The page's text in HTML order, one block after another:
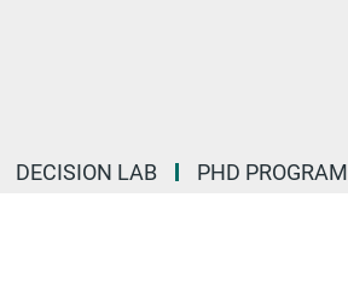
DECISION LAB PHD PROGRAM